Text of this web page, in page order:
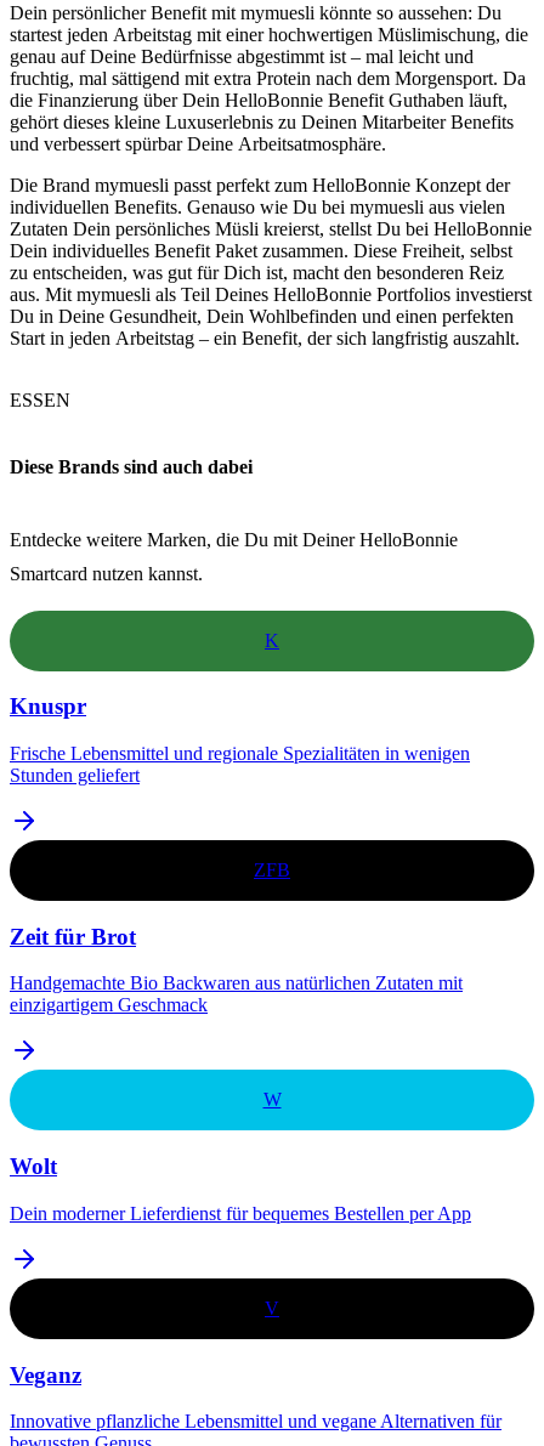
Dein persönlicher Benefit mit mymuesli könnte so aussehen: Du
startest jeden Arbeitstag mit einer hochwertigen Müslimischung, die
genau auf Deine Bedürfnisse abgestimmt ist – mal leicht und
fruchtig, mal sättigend mit extra Protein nach dem Morgensport. Da
die Finanzierung über Dein HelloBonnie Benefit Guthaben läuft,
gehört dieses kleine Luxuserlebnis zu Deinen Mitarbeiter Benefits
und verbessert spürbar Deine Arbeitsatmosphäre.
Die Brand mymuesli passt perfekt zum HelloBonnie Konzept der
individuellen Benefits. Genauso wie Du bei mymuesli aus vielen
Zutaten Dein persönliches Müsli kreierst, stellst Du bei HelloBonnie
Dein individuelles Benefit Paket zusammen. Diese Freiheit, selbst
zu entscheiden, was gut für Dich ist, macht den besonderen Reiz
aus. Mit mymuesli als Teil Deines HelloBonnie Portfolios investierst
Du in Deine Gesundheit, Dein Wohlbefinden und einen perfekten
Start in jeden Arbeitstag – ein Benefit, der sich langfristig auszahlt.
ESSEN
Diese Brands sind auch dabei
Entdecke weitere Marken, die Du mit Deiner HelloBonnie
Smartcard nutzen kannst.
K
Knuspr
Frische Lebensmittel und regionale Spezialitäten in wenigen
Stunden geliefert
ZFB
Zeit für Brot
Handgemachte Bio Backwaren aus natürlichen Zutaten mit
einzigartigem Geschmack
W
Wolt
Dein moderner Lieferdienst für bequemes Bestellen per App
V
Veganz
Innovative pflanzliche Lebensmittel und vegane Alternativen für